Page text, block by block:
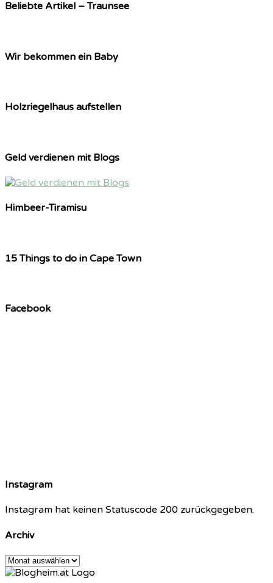
Beliebte Artikel – Traunsee
Wir bekommen ein Baby
Holzriegelhaus aufstellen
Geld verdienen mit Blogs
Himbeer-Tiramisu
15 Things to do in Cape Town
Facebook
Instagram
Instagram hat keinen Statuscode 200 zurückgegeben.
Archiv
Archiv